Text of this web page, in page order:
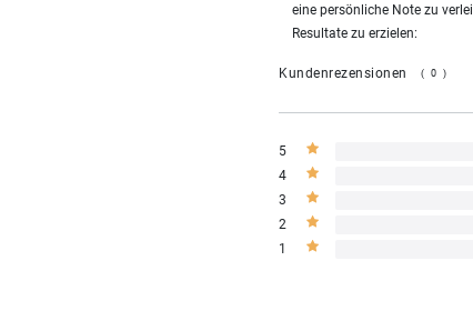
eine persönliche Note zu
Resultate zu erzielen:
Kundenrezensionen (0)
5
4
3
2
1